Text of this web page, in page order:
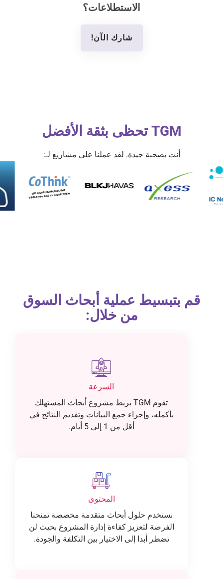
الاستطلاعات؟
شارك الآن!
TGM تحظى بثقة الأفضل
أنت بصحبة جيدة. لقد عملنا على مشاريع لـ:
قم بتبسيط عملية أبحاث السوق
من خلال:
السرعة
تقوم TGM بربط مشروع أبحاث المستهلك
بأكمله، وإجراء جمع البيانات وتقديم النتائج في
أقل من 1 إلى 5 أيام.
المحتوى
نستخدم حلول أبحاث متقدمة مخصصة تمنحنا
الفرصة لتعزيز كفاءة إدارة المشروع بحيث لن
تضطر أبدا إلى الاختيار بين التكلفة والجودة.